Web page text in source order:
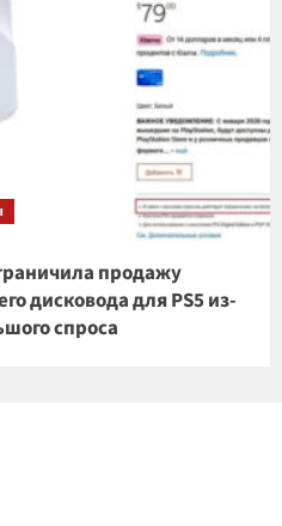
продажу
дисковода для PS5 из-
спроса